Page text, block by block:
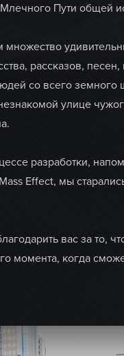
Пути общей
множество
рассказов,
со всего
улице
разработки,
Effect, мы
вас за то,
момента, когда